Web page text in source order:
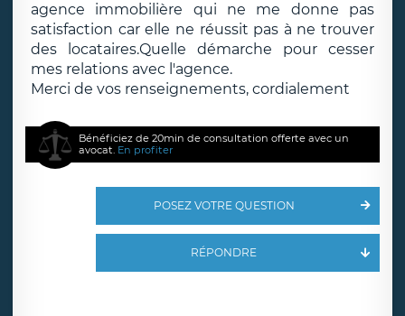
agence immobilière qui ne me donne pas
satisfaction car elle ne réussit pas à ne trouver
des locataires.Quelle démarche pour cesser
mes relations avec l'agence.
Merci de vos renseignements, cordialement
Bénéficiez de 20min de consultation offerte avec un
avocat. En profiter
POSEZ VOTRE QUESTION
RÉPONDRE